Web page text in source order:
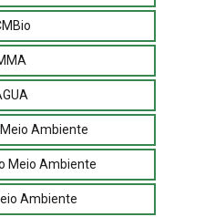
Ambiente
Meio Ambiente
Ambiente